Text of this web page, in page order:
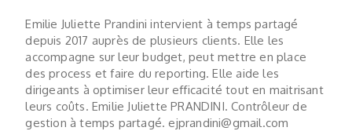
Emilie Juliette Prandini intervient à temps partagé
depuis 2017 auprès de plusieurs clients. Elle les
accompagne sur leur budget, peut mettre en place
des process et faire du reporting. Elle aide les
dirigeants à optimiser leur efficacité tout en maitrisant
leurs coûts. Emilie Juliette PRANDINI. Contrôleur de
gestion à temps partagé.ejprandini@gmail.com